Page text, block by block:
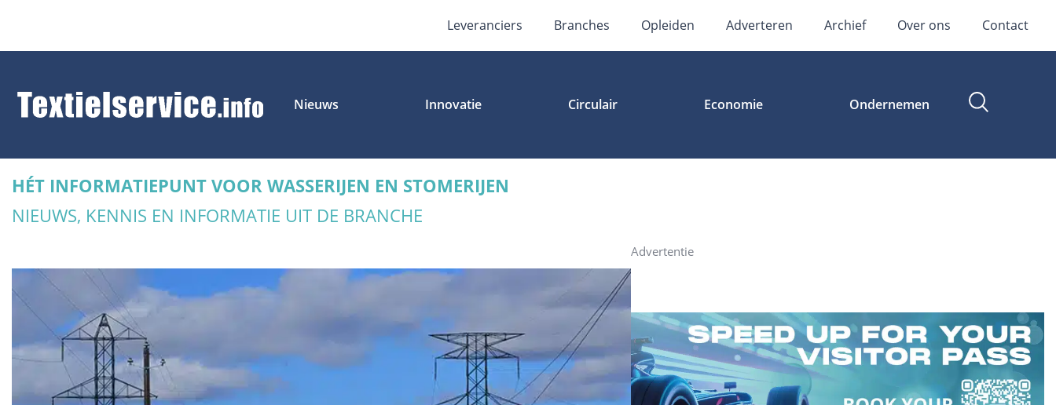
Leveranciers Branches Opleiden Adverteren Archief Over ons Contact
Nieuws Innovatie Circulair Economie Ondernemen
HÉT INFORMATIEPUNT VOOR WASSERIJEN EN STOMERIJEN
NIEUWS, KENNIS EN INFORMATIE UIT DE BRANCHE
Advertentie